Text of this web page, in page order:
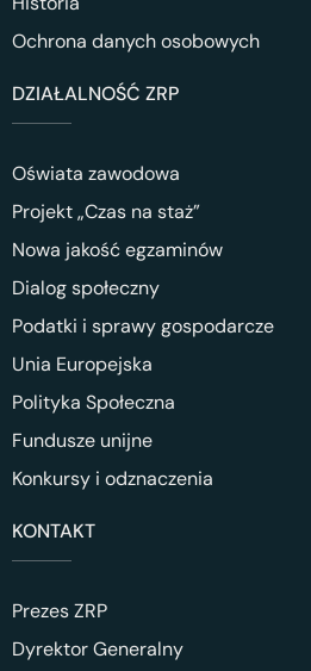
Ochrona danych osobowych
DZIAŁALNOŚĆ ZRP
Oświata zawodowa
Projekt „Czas na staż”
Nowa jakość egzaminów
Dialog społeczny
Podatki i sprawy gospodarcze
Unia Europejska
Polityka Społeczna
Fundusze unijne
Konkursy i odznaczenia
KONTAKT
Prezes ZRP
Dyrektor Generalny